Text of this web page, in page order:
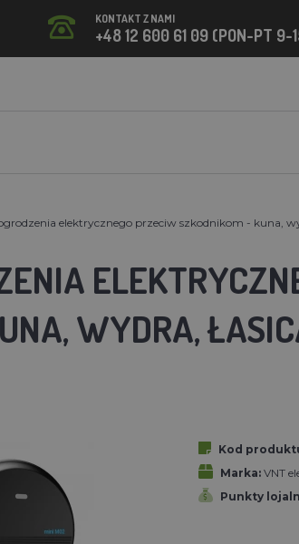
KONTAKT Z NAMI
+48 12 600 61 09 (PON-PT 9-
elektrycznego przeciw szkodnikom - kuna,
WYDRA,
Kod
Marka: VNT
Punkty